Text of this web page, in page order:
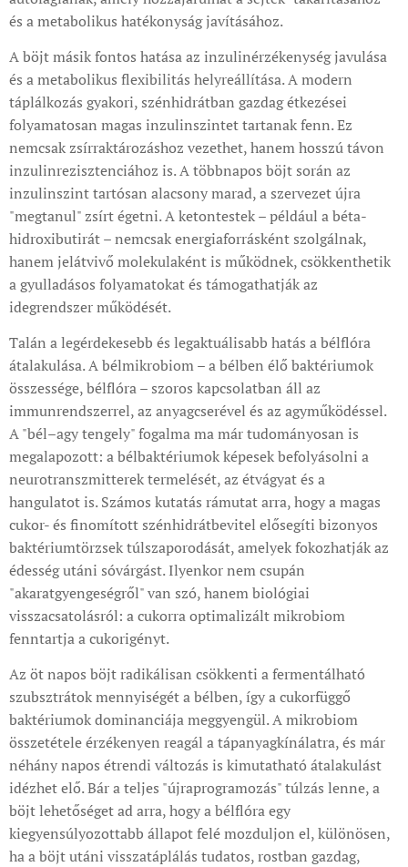
és a metabolikus hatékonyság javításához.
A böjt másik fontos hatása az inzulinérzékenység javulása
és a metabolikus flexibilitás helyreállítása. A modern
táplálkozás gyakori, szénhidrátban gazdag étkezései
folyamatosan magas inzulinszintet tartanak fenn. Ez
nemcsak zsírraktározáshoz vezethet, hanem hosszú távon
inzulinrezisztenciához is. A többnapos böjt során az
inzulinszint tartósan alacsony marad, a szervezet újra
"megtanul" zsírt égetni. A ketontestek – például a béta-
hidroxibutirát – nemcsak energiaforrásként szolgálnak,
hanem jelátvivő molekulaként is működnek, csökkenthetik
a gyulladásos folyamatokat és támogathatják az
idegrendszer működését.
Talán a legérdekesebb és legaktuálisabb hatás a bélflóra
átalakulása. A bélmikrobiom – a bélben élő baktériumok
összessége, bélflóra – szoros kapcsolatban áll az
immunrendszerrel, az anyagcserével és az agyműködéssel.
A "bél–agy tengely" fogalma ma már tudományosan is
megalapozott: a bélbaktériumok képesek befolyásolni a
neurotranszmitterek termelését, az étvágyat és a
hangulatot is. Számos kutatás rámutat arra, hogy a magas
cukor- és finomított szénhidrátbevitel elősegíti bizonyos
baktériumtörzsek túlszaporodását, amelyek fokozhatják az
édesség utáni sóvárgást. Ilyenkor nem csupán
"akaratgyengeségről" van szó, hanem biológiai
visszacsatolásról: a cukorra optimalizált mikrobiom
fenntartja a cukorigényt.
Az öt napos böjt radikálisan csökkenti a fermentálható
szubsztrátok mennyiségét a bélben, így a cukorfüggő
baktériumok dominanciája meggyengül. A mikrobiom
összetétele érzékenyen reagál a tápanyagkínálatra, és már
néhány napos étrendi változás is kimutatható átalakulást
idézhet elő. Bár a teljes "újraprogramozás" túlzás lenne, a
böjt lehetőséget ad arra, hogy a bélflóra egy
kiegyensúlyozottabb állapot felé mozduljon el, különösen,
ha a böjt utáni visszatáplálás tudatos, rostban gazdag,